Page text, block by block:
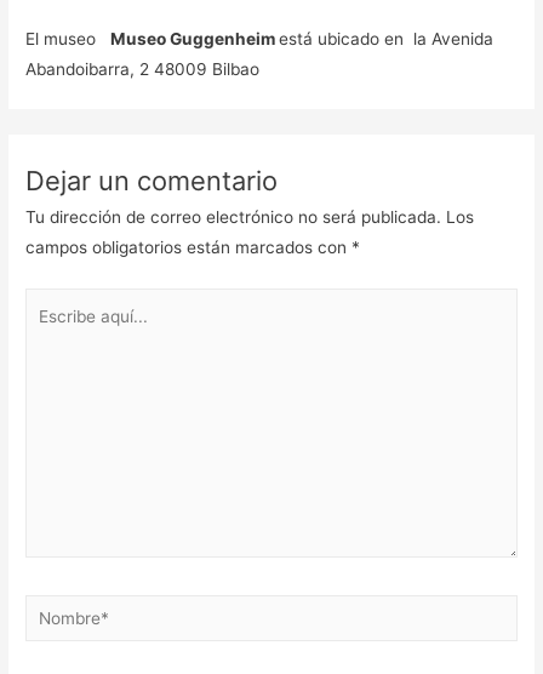
El museoMuseo Guggenheimestá ubicado en la Avenida
Abandoibarra, 2 48009 Bilbao
Dejar un comentario
Tu dirección de correo electrónico no será publicada. Los
campos obligatorios están marcados con *
Nombre*